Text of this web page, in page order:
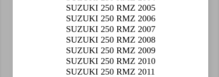
SUZUKI 250 RMZ 2005
SUZUKI 250 RMZ 2006
SUZUKI 250 RMZ 2007
SUZUKI 250 RMZ 2008
SUZUKI 250 RMZ 2009
SUZUKI 250 RMZ 2010
SUZUKI 250 RMZ 2011